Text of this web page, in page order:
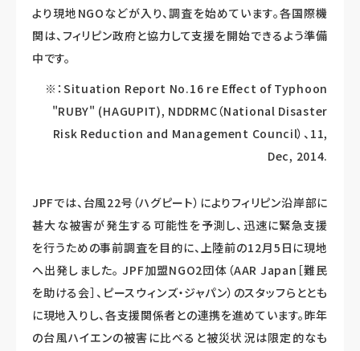
より現地NGOなどが入り、調査を始めています。各国際機
関は、フィリピン政府と協力して支援を開始できるよう準備
中です。
※：Situation Report No.16 re Effect of Typhoon
"RUBY" (HAGUPIT), NDDRMC（National Disaster
Risk Reduction and Management Council）、11,
Dec, 2014.
JPFでは、台風22号（ハグピート）によりフィリピン沿岸部に
甚大な被害が発生する可能性を予測し、迅速に緊急支援
を行うための事前調査を目的に、上陸前の12月5日に現地
へ出発しました。 JPF加盟NGO2団体（AAR Japan［難民
を助ける会］、ピースウィンズ・ジャパン）のスタッフらととも
に現地入りし、各支援関係者との連携を進めています。昨年
の台風ハイエンの被害に比べると被災状況は限定的なも